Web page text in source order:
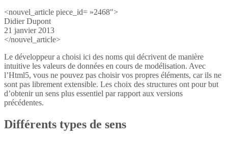
<nouvel_article piece_id= »2468″>
Didier Dupont
21 janvier 2013
</nouvel_article>
Le développeur a choisi ici des noms qui décrivent de manière
intuitive les valeurs de données en cours de modélisation. Avec
l’Html5, vous ne pouvez pas choisir vos propres éléments, car ils ne
sont pas librement extensible. Les choix des structures ont pour but
d’obtenir un sens plus essentiel par rapport aux versions
précédentes.
Différents types de sens